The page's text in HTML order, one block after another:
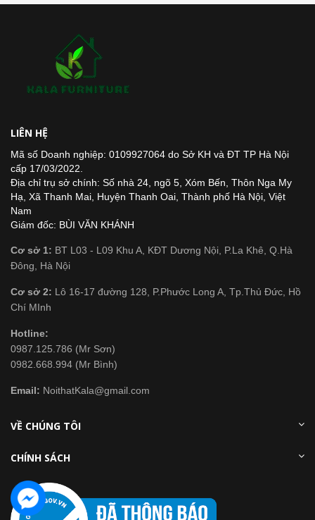
LIÊN HỆ
Mã số Doanh nghiệp: 0109927064 do Sở KH và ĐT TP Hà Nội
cấp 17/03/2022.
Địa chỉ trụ sở chính: Số nhà 24, ngõ 5, Xóm Bến, Thôn Nga My
Hạ, Xã Thanh Mai, Huyện Thanh Oai, Thành phố Hà Nội, Việt
Nam
Giám đốc: BÙI VĂN KHÁNH
Cơ sở 1: BT L03 - L09 Khu A, KĐT Dương Nội, P.La Khê, Q.Hà
Đông, Hà Nội
Cơ sở 2: Lô 16-17 đường 128, P.Phước Long A, Tp.Thủ Đức, Hồ
Chí MInh
Hotline:
0987.125.786 (Mr Sơn)
0982.668.994 (Mr Bình)
Email: NoithatKala@gmail.com
VỀ CHÚNG TÔI
CHÍNH SÁCH